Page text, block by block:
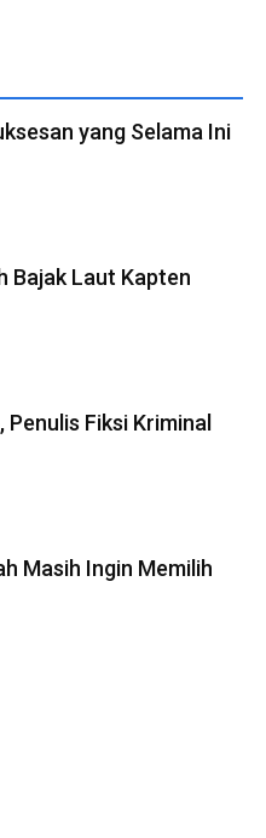
yang Selama Ini
Bajak Laut Kapten
Fiksi Kriminal
Masih Ingin Memilih